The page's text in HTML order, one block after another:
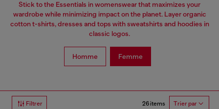
Stick to the Essentials in womenswear that maximizes your
wardrobe while minimizing impact on the planet. Layer organic
cotton t-shirts, dresses and tops with sweatshirts and hoodies in
classic logos.
Homme Femme
Filtrer 26 items Trier par